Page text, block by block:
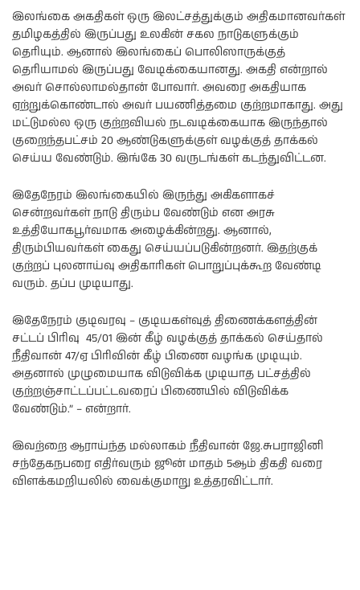
இலங்கை அகதிகள் ஒரு இலட்சத்துக்கும் அதிகமானவர்கள்
தமிழகத்தில் இருப்பது உலகின் சகல நாடுகளுக்கும்
தெரியும். ஆனால் இலங்கைப் பொலிஸாருக்குத்
தெரியாமல் இருப்பது வேடிக்கையானது. அகதி என்றால்
அவர் சொல்லாமல்தான் போவார். அவரை அகதியாக
ஏற்றுக்கொண்டால் அவர் பயணித்தமை குற்றமாகாது. அது
மட்டுமல்ல ஒரு குற்றவியல் நடவடிக்கையாக இருந்தால்
குறைந்தபட்சம் 20 ஆண்டுகளுக்குள் வழக்குத் தாக்கல்
செய்ய வேண்டும். இங்கே 30 வருடங்கள் கடந்துவிட்டன.
இதேநேரம் இலங்கையில் இருந்து அகிகளாகச்
சென்றவர்கள் நாடு திரும்ப வேண்டும் என அரசு
உத்தியோகபூர்வமாக அழைக்கின்றது. ஆனால்,
திரும்பியவர்கள் கைது செய்யப்படுகின்றனர். இதற்குக்
குற்றப் புலனாய்வு அதிகாரிகள் பொறுப்புக்கூற வேண்டி
வரும். தப்ப முடியாது.
இதேநேரம் குடிவரவு – குடியகள்வுத் திணைக்களத்தின்
சட்டப் பிரிவு 45/01 இன் கீழ் வழக்குத் தாக்கல் செய்தால்
நீதிவான் 47/ஏ பிரிவின் கீழ் பிணை வழங்க முடியும்.
அதனால் முழுமையாக விடுவிக்க முடியாத பட்சத்தில்
குற்றஞ்சாட்டப்பட்டவரைப் பிணையில் விடுவிக்க
வேண்டும்.” – என்றார்.
இவற்றை ஆராய்ந்த மல்லாகம் நீதிவான் ஜே.சுபராஜினி
சந்தேகநபரை எதிர்வரும் ஜூன் மாதம் 5ஆம் திகதி வரை
விளக்கமறியலில் வைக்குமாறு உத்தரவிட்டார்.